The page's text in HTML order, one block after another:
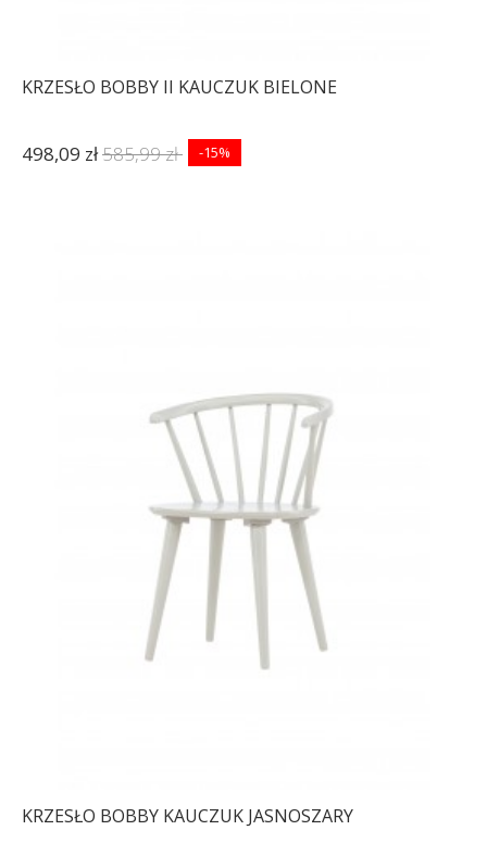
KRZESŁO BOBBY II KAUCZUK BIELONE
498,09 zł585,99 zł -15%
KRZESŁO BOBBY KAUCZUK JASNOSZARY